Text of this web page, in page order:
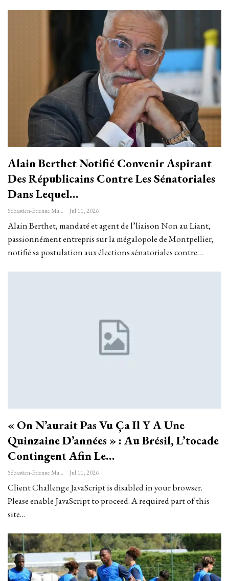
Alain Berthet Notifié Convenir Aspirant
Des Républicains Contre Les Sénatoriales
Dans Lequel…
Sébastien-Étienne Marechal Jul 11, 2026
Alain Berthet, mandaté et agent de l’liaison Non au Liant,
passionnément entrepris sur la mégalopole de Montpellier,
notifié sa postulation aux élections sénatoriales contre…
« On N’aurait Pas Vu Ça Il Y A Une
Quinzaine D’années » : Au Brésil, L’tocade
Contingent Afin Le…
Sébastien-Étienne Marechal Jul 11, 2026
Client Challenge JavaScript is disabled in your browser.
Please enable JavaScript to proceed. A required part of this
site…